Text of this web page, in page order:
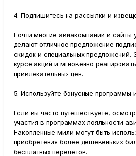
4. Подпишитесь на рассылки и
Почти многие авиакомпании и сайты
делают отличное предложение
скидок и специальных предложений.
курсе акций и мгновенно
привлекательных цен.
5. Используйте бонусные программы
Если вы часто путешествуете,
участия в программах лояльности
Накопленные мили могут быть
приобретения более дешевеньких
бесплатных перелетов.